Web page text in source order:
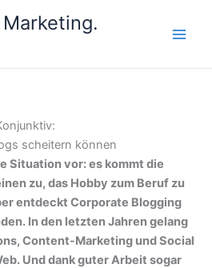
scheitern können
Situation vor: es kommt die
zu, das Hobby zum Beruf zu
entdeckt Corporate Blogging
In den letzten Jahren gelang
Content-Marketing und Social
Und dank guter Arbeit sogar